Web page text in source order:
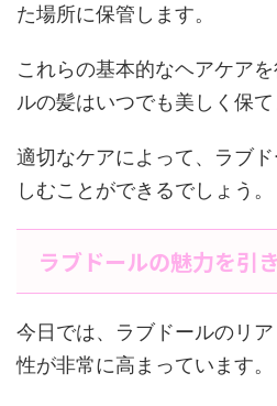
た場所に保管します。
これらの基本的なヘアケア
ルの髪はいつでも美しく保て
適切なケアによって、ラブ
しむことができるでしょう。
ラブドールの魅力を引
今日では、ラブドールのリ
性が非常に高まっています。